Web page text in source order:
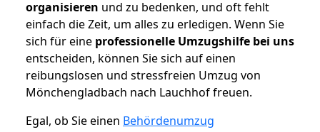
organisieren und zu bedenken, und oft fehlt
einfach die Zeit, um alles zu erledigen. Wenn Sie
sich für eine professionelle Umzugshilfe bei uns
entscheiden, können Sie sich auf einen
reibungslosen und stressfreien Umzug von
Mönchengladbach nach Lauchhof freuen.
Egal, ob Sie einen Behördenumzug